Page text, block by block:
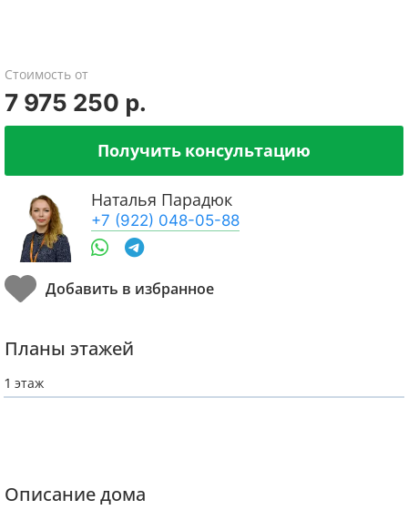
Стоимость от
7 975 250 р.
Получить консультацию
Наталья Парадюк
+7 (922) 048-05-88
Планы этажей
1 этаж
Описание дома